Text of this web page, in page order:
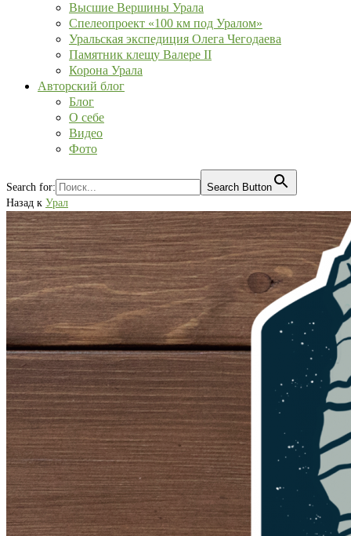
Высшие Вершины Урала
Спелеопроект «100 км под Уралом»
Уральская экспедиция Олега Чегодаева
Памятник клещу Валере II
Корона Урала
Авторский блог
Блог
О себе
Видео
Фото
Search for:
Search Button
Назад к Урал